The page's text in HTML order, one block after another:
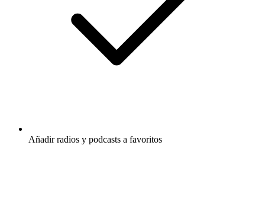
Añadir radios y podcasts a favoritos